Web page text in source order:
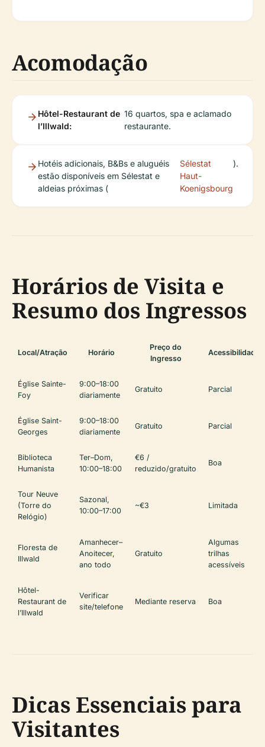
Acomodação
Hôtel-Restaurant de
l’Illwald:
16 quartos, spa e aclamado
restaurante.
Hotéis adicionais, B&Bs e aluguéis
estão disponíveis em Sélestat e
aldeias próximas (
Sélestat
Haut-
Koenigsbourg
).
Horários de Visita e
Resumo dos Ingressos
Local/Atração Horário
Preço do
Ingresso
Acessibilidade
Église Sainte-
Foy
9:00–18:00
diariamente
Gratuito Parcial
Église Saint-
Georges
9:00–18:00
diariamente
Gratuito Parcial
Biblioteca
Humanista
Ter–Dom,
10:00–18:00
€6 /
reduzido/gratuito
Boa
Tour Neuve
(Torre do
Relógio)
Sazonal,
10:00–17:00
~€3 Limitada
Floresta de
Illwald
Amanhecer–
Anoitecer,
ano todo
Gratuito
Algumas
trilhas
acessíveis
Hôtel-
Restaurant de
l’Illwald
Verificar
site/telefone
Mediante reserva Boa
Dicas Essenciais para
Visitantes